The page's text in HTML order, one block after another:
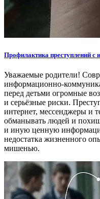
Профилактика преступлений с
Уважаемые родители!
перед детьми огромные
и серьёзные риски.
интернет, мессенджеры и
обманывать людей и
и иную ценную
недостатка жизненного
мишенью.